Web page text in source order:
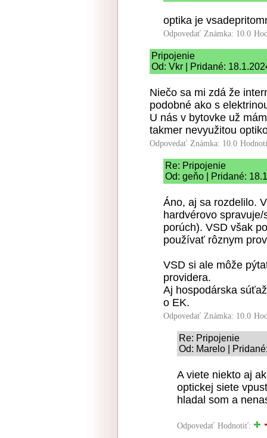
optika je
Odpovedať Známka: 10.0
Pripojenie
Od: Vkr | Pridané:
Niečo sa mi zdá že
podobné ako s
U nás v bytovke už
takmer nevyužitou
Odpovedať Známka: 10.0
Re: Pripojenie
Od: geňo | Pridané:
Áno, aj sa rozdelilo.
hardvérovo
porúch). VSD však
používať rôznym
VSD si ale môže
providera.
Aj hospodárska
o EK.
Odpovedať Známka: 10.0
Re: Pripojenie
Od: Marelo |
A viete niekto aj
optickej siete
hladal som a
Odpovedať Hodnotiť: